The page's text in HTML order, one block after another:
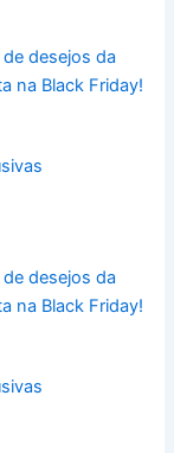
desejos da
na Black Friday!
desejos da
na Black Friday!